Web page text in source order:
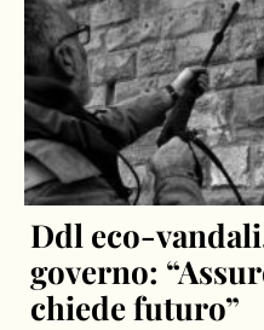
Ddl eco-
governo:
chiede futuro”